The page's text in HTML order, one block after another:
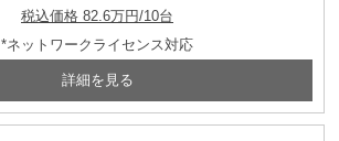
税込価格 82.6万円/10台
*ネットワークライセンス対応